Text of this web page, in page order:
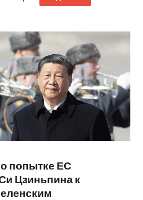
попытке ЕС
Цзиньпина к